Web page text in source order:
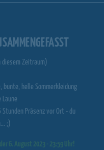
Zeitraum)
bunte, helle Sommerkleidung
Stunden Präsenz vor Ort - du
;)